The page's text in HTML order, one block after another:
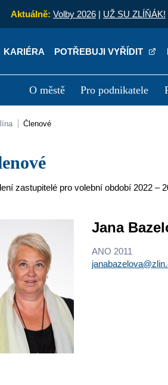
Aktuálně: Volby 2026 | UŽ SU ZLÍŇÁK!
KARIÉRA POTŘEBUJI VYŘÍDIT
O městě Pro podnikatele
deska Členové
zastupitelé pro volební období 2022 –
Jana
ANO 2011